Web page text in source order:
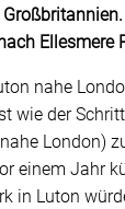
Ellesmere
nahe
wie der
London)
einem Jahr
in Luton